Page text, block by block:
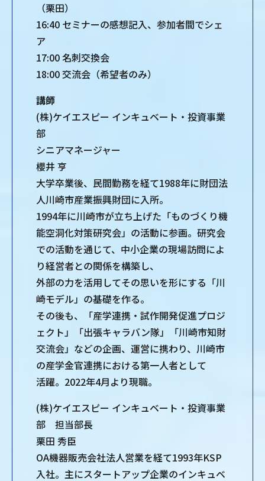
（栗田）
16:40 セミナーの感想記入、参加者間でシェ
ア
17:00 名刺交換会
18:00 交流会（希望者のみ）
講師
(株)ケイエスピー インキュベート・投資事業
部
シニアマネージャー
櫻井 亨
大学卒業後、民間勤務を経て1988年に財団法
人川崎市産業振興財団に入所。
1994年に川崎市が立ち上げた「ものづくり機
能空洞化対策研究会」の活動に参画。研究会
での活動を通じて、中小企業の現場訪問によ
り経営者との関係を構築し、
外部の力を活用してその思いを形にする「川
崎モデル」の基礎を作る。
その後も、「産学連携・試作開発促進プロジ
ェクト」「出張キャラバン隊」「川崎市知財
交流会」などの企画、運営に携わり、川崎市
の産学金官連携における第一人者として
活躍。2022年4月より現職。
(株)ケイエスピー インキュベート・投資事業
部 担当部長
栗田 秀臣
OA機器販売会社法人営業を経て1993年KSP
入社。主にスタートアップ企業のインキュベ